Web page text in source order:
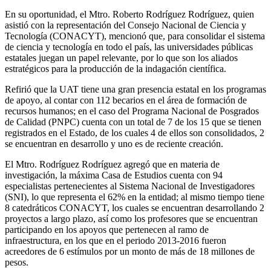
En su oportunidad, el Mtro. Roberto Rodríguez Rodríguez, quien
asistió con la representación del Consejo Nacional de Ciencia y
Tecnología (CONACYT), mencionó que, para consolidar el sistema
de ciencia y tecnología en todo el país, las universidades públicas
estatales juegan un papel relevante, por lo que son los aliados
estratégicos para la producción de la indagación científica.
Refirió que la UAT tiene una gran presencia estatal en los programas
de apoyo, al contar con 112 becarios en el área de formación de
recursos humanos; en el caso del Programa Nacional de Posgrados
de Calidad (PNPC) cuenta con un total de 7 de los 15 que se tienen
registrados en el Estado, de los cuales 4 de ellos son consolidados, 2
se encuentran en desarrollo y uno es de reciente creación.
El Mtro. Rodríguez Rodríguez agregó que en materia de
investigación, la máxima Casa de Estudios cuenta con 94
especialistas pertenecientes al Sistema Nacional de Investigadores
(SNI), lo que representa el 62% en la entidad; al mismo tiempo tiene
8 catedráticos CONACYT, los cuales se encuentran desarrollando 2
proyectos a largo plazo, así como los profesores que se encuentran
participando en los apoyos que pertenecen al ramo de
infraestructura, en los que en el periodo 2013-2016 fueron
acreedores de 6 estímulos por un monto de más de 18 millones de
pesos.